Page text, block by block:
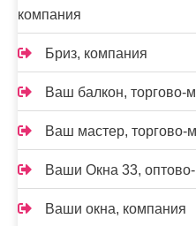
компания
Бриз, компания
Ваш балкон, торгово-
Ваш мастер, торгово-
Ваши Окна 33,
Ваши окна, компания